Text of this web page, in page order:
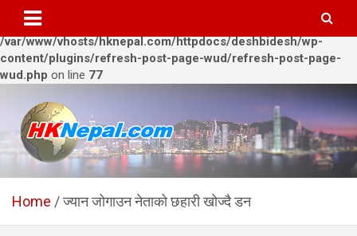
Warning
: Trying to access array offset on value of type bool in
/var/www/vhosts/hknepal.com/httpdocs/deshbidesh/wp-
content/plugins/refresh-post-page-wud/refresh-post-page-
wud.php on line 77
content
HKNepal.com – हङकङबाट
सञ्चालित पहिलो नेपाली अनलाईन
hknepal, hknepal.com, hk nepal, hk nepal com
Home ज्यान जोगाउन नेताको छहारी खोज्दै डन